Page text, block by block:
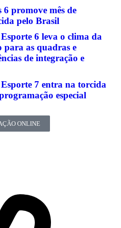
6 promove mês de
pelo Brasil
6 leva o clima da
as quadras e
de integração e
7 entra na torcida
especial
ONLINE